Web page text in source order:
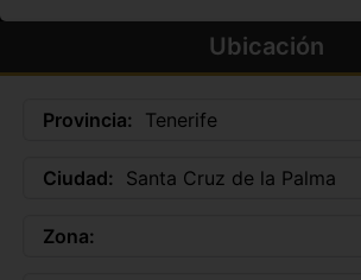
Ubicación
Provincia: Tenerife
Ciudad: Santa Cruz de la Palma
Zona: